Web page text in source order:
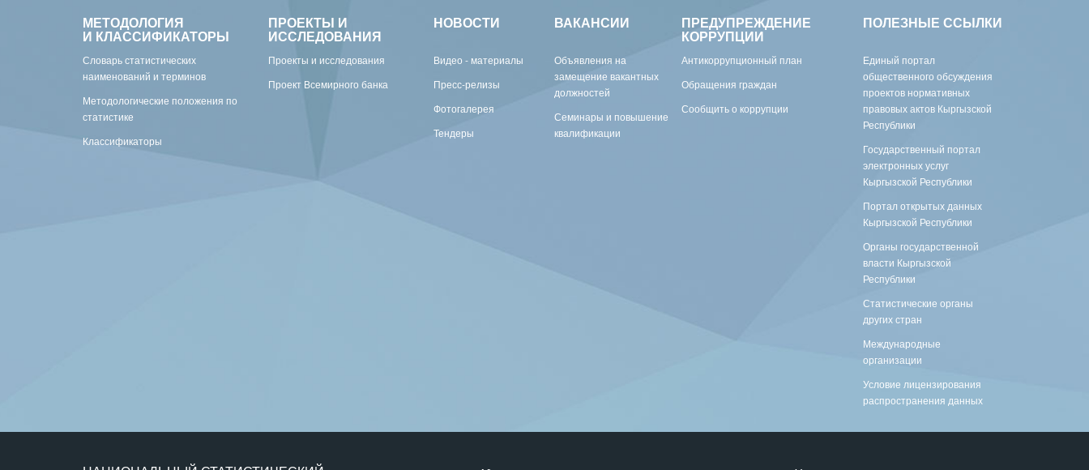
МЕТОДОЛОГИЯ
И КЛАССИФИКАТОРЫ
Словарь статистических
наименований и терминов
Методологические положения по
статистике
Классификаторы
ПРОЕКТЫ И
ИССЛЕДОВАНИЯ
Проекты и исследования
Проект Всемирного банка
НОВОСТИ
Видео - материалы
Пресс-релизы
Фотогалерея
Тендеры
ВАКАНСИИ
Объявления на
замещение вакантных
должностей
Семинары и повышение
квалификации
ПРЕДУПРЕЖДЕНИЕ
КОРРУПЦИИ
Антикоррупционный план
Обращения граждан
Сообщить о коррупции
ПОЛЕЗНЫЕ ССЫЛКИ
Единый портал
общественного обсуждения
проектов нормативных
правовых актов Кыргызской
Республики
Государственный портал
электронных услуг
Кыргызской Республики
Портал открытых данных
Кыргызской Республики
Органы государственной
власти Кыргызской
Республики
Статистические органы
других стран
Международные
организации
Условие лицензирования
распространения данных